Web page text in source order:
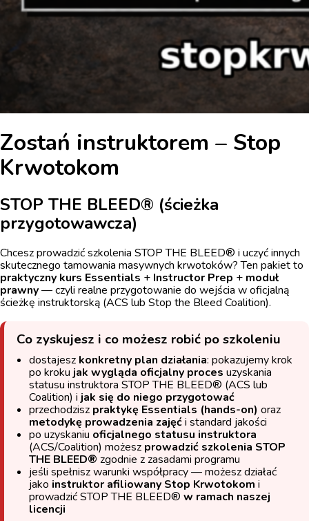
Zostań instruktorem – Stop
Krwotokom
STOP THE BLEED® (ścieżka
przygotowawcza)
Chcesz prowadzić szkolenia STOP THE BLEED® i uczyć innych
skutecznego tamowania masywnych krwotoków? Ten pakiet to
praktyczny kurs Essentials + Instructor Prep + moduł
prawny— czyli realne przygotowanie do wejścia w oficjalną
ścieżkę instruktorską (ACS lub Stop the Bleed Coalition).
Co zyskujesz i co możesz robić po szkoleniu
dostajesz konkretny plan działania: pokazujemy krok
po kroku jak wygląda oficjalny proces uzyskania
statusu instruktora STOP THE BLEED® (ACS lub
Coalition) i jak się do niego przygotować
przechodzisz praktykę Essentials (hands-on) oraz
metodykę prowadzenia zajęći standard jakości
po uzyskaniu oficjalnego statusu instruktora
(ACS/Coalition) możesz prowadzić szkolenia STOP
THE BLEED® zgodnie z zasadami programu
jeśli spełnisz warunki współpracy — możesz działać
jako instruktor afiliowany Stop Krwotokom i
prowadzić STOP THE BLEED® w ramach naszej
licencji